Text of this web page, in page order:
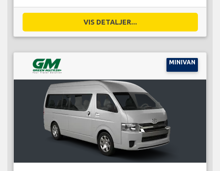
VIS DETALJER...
MINIVAN